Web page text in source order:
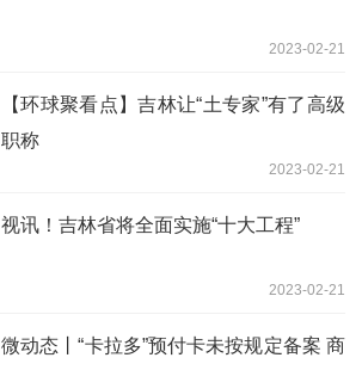
2023-02-21
【环球聚看点】吉林让“土专家”有了高级
职称
2023-02-21
视讯！吉林省将全面实施“十大工程”
2023-02-21
微动态丨“卡拉多”预付卡未按规定备案 商